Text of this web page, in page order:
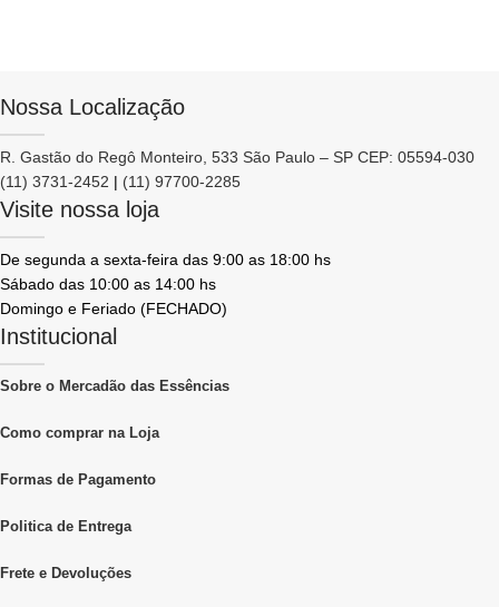
Nossa Localização
R. Gastão do Regô Monteiro, 533 São Paulo – SP CEP: 05594-030
(11) 3731-2452 | (11) 97700-2285
Visite nossa loja
De segunda a sexta-feira das 9:00 as 18:00 hs
Sábado das 10:00 as 14:00 hs
Domingo e Feriado (FECHADO)
Institucional
Sobre o Mercadão das Essências
Como comprar na Loja
Formas de Pagamento
Politica de Entrega
Frete e Devoluções